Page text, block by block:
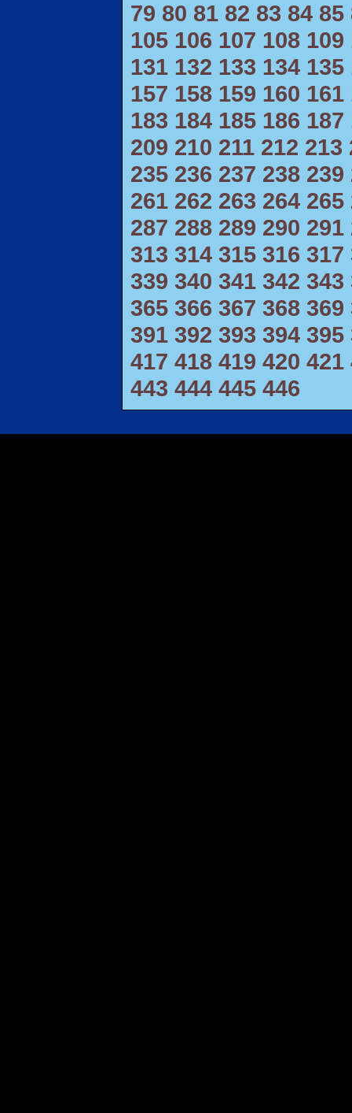
79 80 81 82 83 84 85
105 106 107 108 109
131 132 133 134 135
157 158 159 160 161
183 184 185 186 187
209 210 211 212 213
235 236 237 238 239
261 262 263 264 265
287 288 289 290 291
313 314 315 316 317
339 340 341 342 343
365 366 367 368 369
391 392 393 394 395
417 418 419 420 421
443 444 445 446